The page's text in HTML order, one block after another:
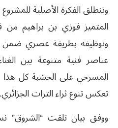
وتنطلق الفكرة الأصلية
المتميز فوزي بن براهيم من
وتوظيفه بطريقة عصري ضمن
عناصر فنية متنوعة بين
المسرحي على الخشبة كل
تعكس تنوع ثراء الترات الجزائري.
ووفق بيان تلقت “الشروق”